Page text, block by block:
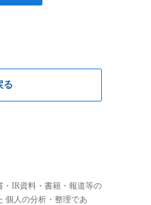
る
IR資料・書籍・報道等の
個人の分析・整理であ